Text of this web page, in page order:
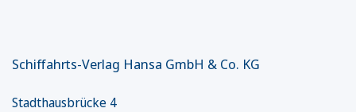
Schiffahrts-Verlag Hansa GmbH & Co. KG
Stadthausbrücke 4